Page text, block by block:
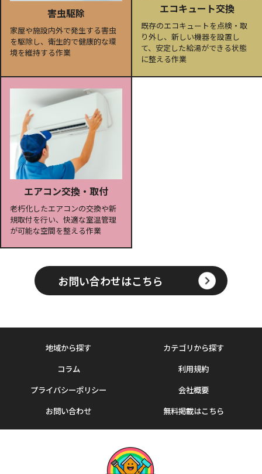
害虫駆除
家屋や施設内外で発生する害虫
を駆除し、衛生的で健康的な環
境を維持する作業
エコキュート交換
既存のエコキュートを点検・取
り外し、新しい機器を設置し
て、安定した給湯ができる状態
に整える作業
エアコン交換・取付
老朽化したエアコンの交換や新
規取付を行い、快適な室温管理
が可能な空間を整える作業
お問い合わせはこちら
地域から探す
カテゴリから探す
コラム
利用規約
プライバシーポリシー
会社概要
お問い合わせ
無料掲載はこちら